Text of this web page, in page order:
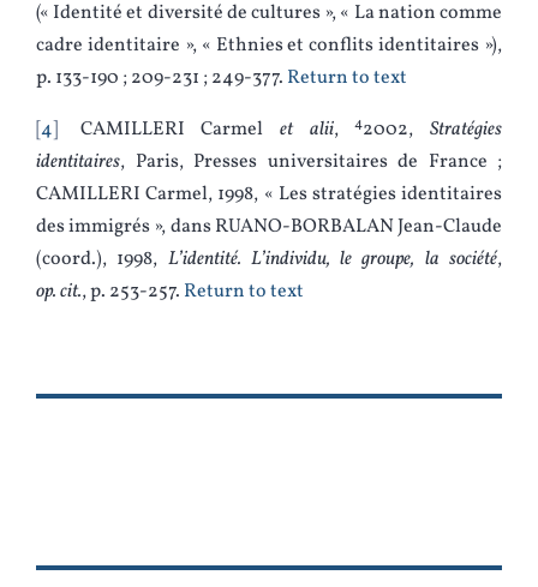
(« Identité et diversité de cultures », « La nation comme
cadre identitaire », « Ethnies et conflits identitaires »),
p. 133‑190 ; 209-231 ; 249‑377. Return to text
4
CAMILLERI Carmel et alii,42002,Stratégies
identitaires, Paris, Presses universitaires de France ;
CAMILLERI Carmel, 1998, « Les stratégies identitaires
des immigrés », dans RUANO-BORBALAN Jean-Claude
(coord.), 1998, L’identité. L’individu, le groupe, la société,
op. cit., p. 253‑257. Return to text